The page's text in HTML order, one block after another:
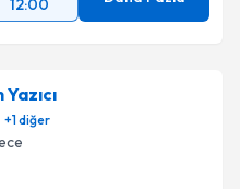
12:00
+1diğer